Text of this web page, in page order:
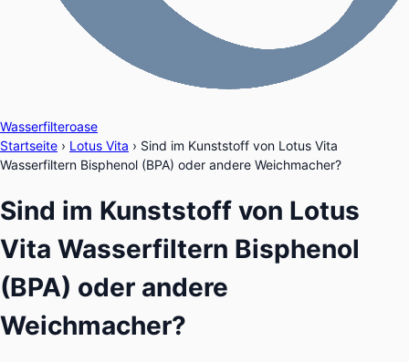
Wasserfilteroase
Startseite › Lotus Vita › Sind im Kunststoff von Lotus Vita
Wasserfiltern Bisphenol (BPA) oder andere Weichmacher?
Sind im Kunststoff von Lotus
Vita Wasserfiltern Bisphenol
(BPA) oder andere
Weichmacher?